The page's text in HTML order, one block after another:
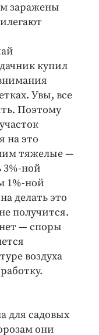
заражены
купил
Увы, все
Поэтому
на это
тяжелые —
3%-ной
1%-ной
делать это
получится.
— споры
воздуха
для садовых
они